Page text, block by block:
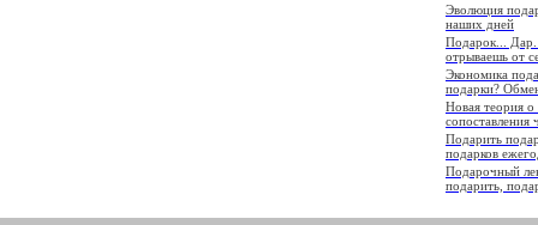
Эволюция
наших дней
Подарок... Дар.
отрываешь от
Экономика
подарки?
Новая теория
сопоставления
Подарить
подарков
Подарочный
подарить,